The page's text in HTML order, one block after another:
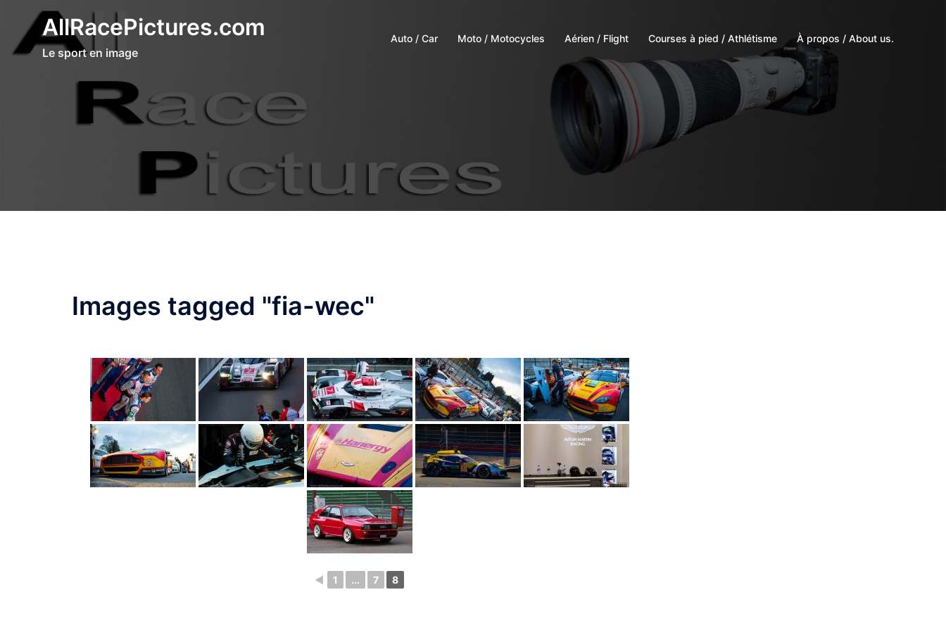
contenu
AllRacePictures.com
Le sport en image
Auto / Car Moto / Motocycles Aérien / Flight Courses à pied / Athlétisme À propos / About us.
Images tagged "fia-wec"
◄ 1 ... 7 8